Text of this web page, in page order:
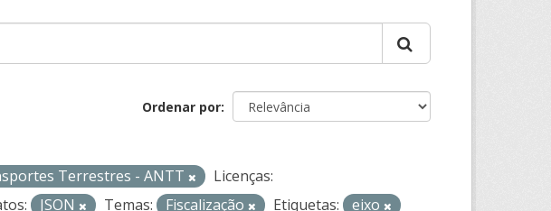
Ordenar por
Terrestres - ANTT
Licenças:
JSON Temas: Fiscalização Etiquetas:
eixo